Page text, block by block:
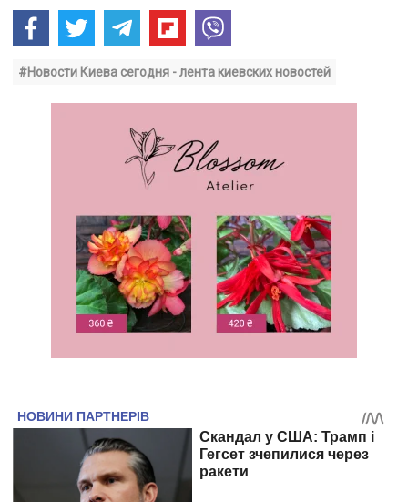
#Новости Киева сегодня - лента киевских новостей